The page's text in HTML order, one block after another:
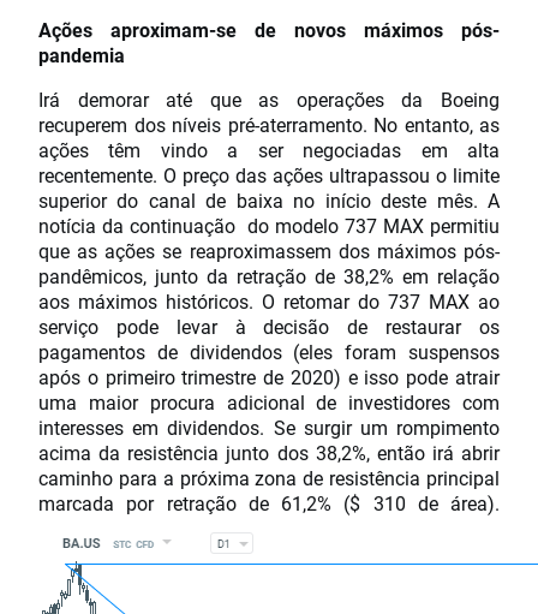
Ações aproximam-se de novos máximos pós-
pandemia
Irá demorar até que as operações da Boeing
recuperem dos níveis pré-aterramento. No entanto, as
ações têm vindo a ser negociadas em alta
recentemente. O preço das ações ultrapassou o limite
superior do canal de baixa no início deste mês. A
notícia da continuação do modelo 737 MAX permitiu
que as ações se reaproximassem dos máximos pós-
pandêmicos, junto da retração de 38,2% em relação
aos máximos históricos. O retomar do 737 MAX ao
serviço pode levar à decisão de restaurar os
pagamentos de dividendos (eles foram suspensos
após o primeiro trimestre de 2020) e isso pode atrair
uma maior procura adicional de investidores com
interesses em dividendos. Se surgir um rompimento
acima da resistência junto dos 38,2%, então irá abrir
caminho para a próxima zona de resistência principal
marcada por retração de 61,2% ($ 310 de área).